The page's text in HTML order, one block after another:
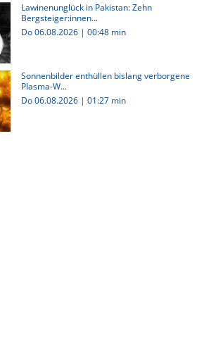
Lawinenunglück in Pakistan: Zehn
Bergsteiger:innen...
Do 06.08.2026 | 00:48 min
Sonnenbilder enthüllen bislang verborgene
Plasma-W...
Do 06.08.2026 | 01:27 min